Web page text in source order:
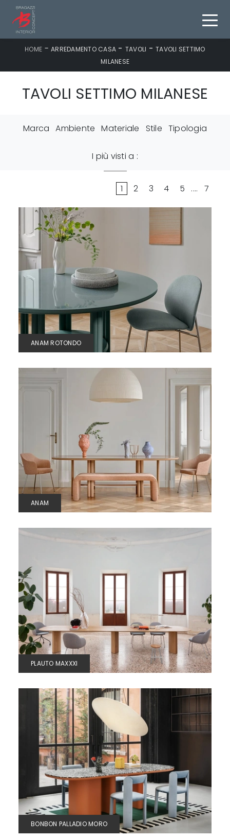
HOME -ARREDAMENTO CASA - TAVOLI -TAVOLI SETTIMO
MILANESE
TAVOLI SETTIMO MILANESE
Marca Ambiente Materiale Stile Tipologia
I più visti a :
1 2 3 4 5 .... 7
ANAM ROTONDO
ANAM
PLAUTO MAXXXI
BONBON PALLADIO MORO